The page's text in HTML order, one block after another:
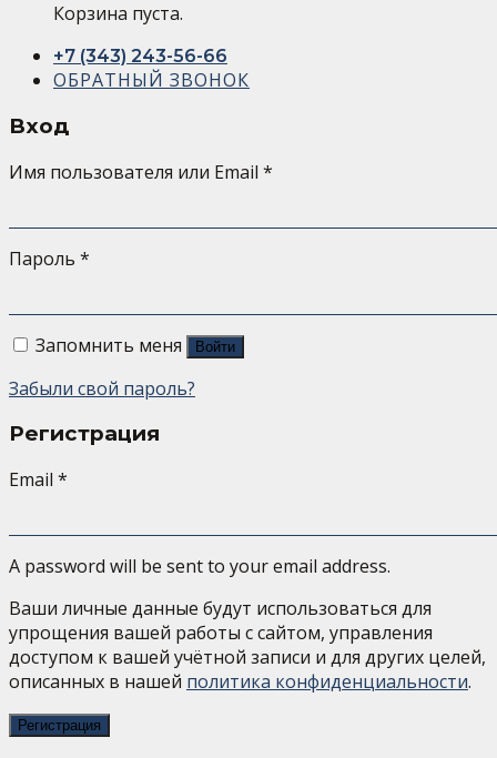
Корзина пуста.
+7 (343) 243-56-66
ОБРАТНЫЙ ЗВОНОК
Вход
Имя пользователя или Email *
Пароль *
Запомнить меня Войти
Забыли свой пароль?
Регистрация
Email *
A password will be sent to your email address.
Ваши личные данные будут использоваться для
упрощения вашей работы с сайтом, управления
доступом к вашей учётной записи и для других целей,
описанных в нашей политика конфиденциальности.
Регистрация